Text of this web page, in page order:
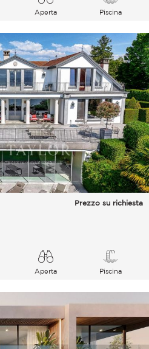
Aperta
Piscina
Prezzo su richiesta
Aperta
Piscina